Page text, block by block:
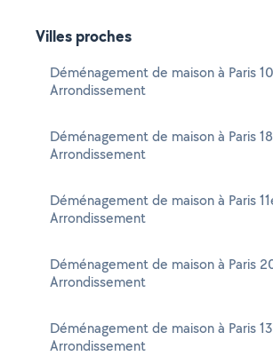
Villes proches
Déménagement de maison à Paris
Arrondissement
Déménagement de maison à Paris
Arrondissement
Déménagement de maison à Paris
Arrondissement
Déménagement de maison à Paris
Arrondissement
Déménagement de maison à Paris
Arrondissement